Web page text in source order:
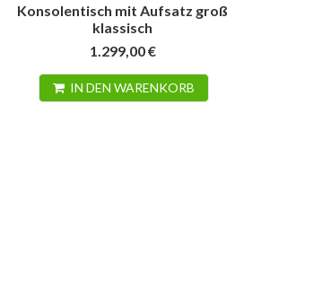
Konsolentisch mit Aufsatz groß
klassisch
1.299,00 €
IN DEN WARENKORB